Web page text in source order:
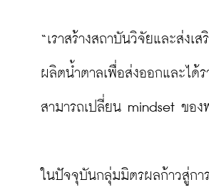
“เราสร้างสถาบันวิจัยและส่งเ
ผลิตน้ำตาลเพื่อส่งออกและได้
สามารถเปลี่ยน mindset ขอ
ในปัจจุบันกลุ่มมิตรผลก้าวสู่ก